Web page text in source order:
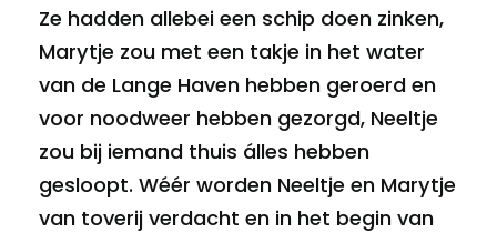
Ze hadden allebei een schip doen zinken,
Marytje zou met een takje in het water
van de Lange Haven hebben geroerd en
voor noodweer hebben gezorgd, Neeltje
zou bij iemand thuis álles hebben
gesloopt. Wéér worden Neeltje en Marytje
van toverij verdacht en in het begin van